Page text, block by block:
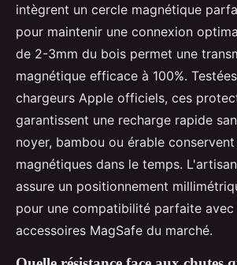
intègrent un cercle magnétique
pour maintenir une connexion
de 2-3mm du bois permet une
magnétique efficace à 100%.
chargeurs Apple officiels, ces
garantissent une recharge rapide
noyer, bambou ou érable
magnétiques dans le temps.
assure un positionnement
pour une compatibilité parfaite avec
accessoires MagSafe du marché.